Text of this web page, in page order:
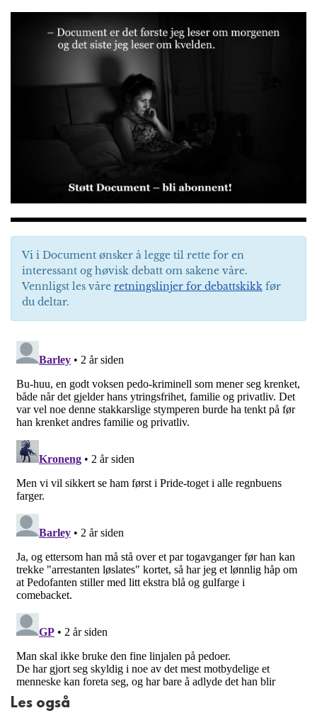
Vi i Document ønsker å legge til rette for en
interessant og høvisk debatt om sakene våre.
Vennligst les våre retningslinjer for debattskikk før
du deltar.
Les også